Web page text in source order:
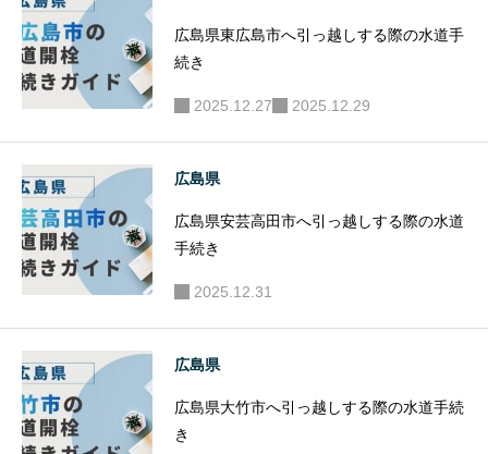
広島県東広島市へ引っ越しする際の水道手
続き
2025.12.27 2025.12.29
広島県
広島県安芸高田市へ引っ越しする際の水道
手続き
2025.12.31
広島県
広島県大竹市へ引っ越しする際の水道手続
き